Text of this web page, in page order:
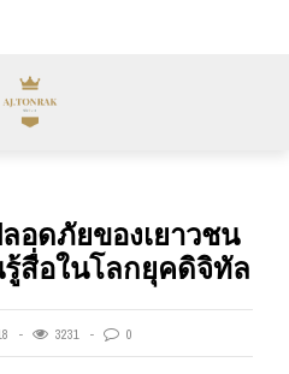
อดภัยของเยาวชน
สื่อในโลกยุคดิจิทัล
3231 0